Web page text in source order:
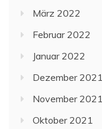
März 2022
Februar 2022
Januar 2022
Dezember 2021
November 2021
Oktober 2021